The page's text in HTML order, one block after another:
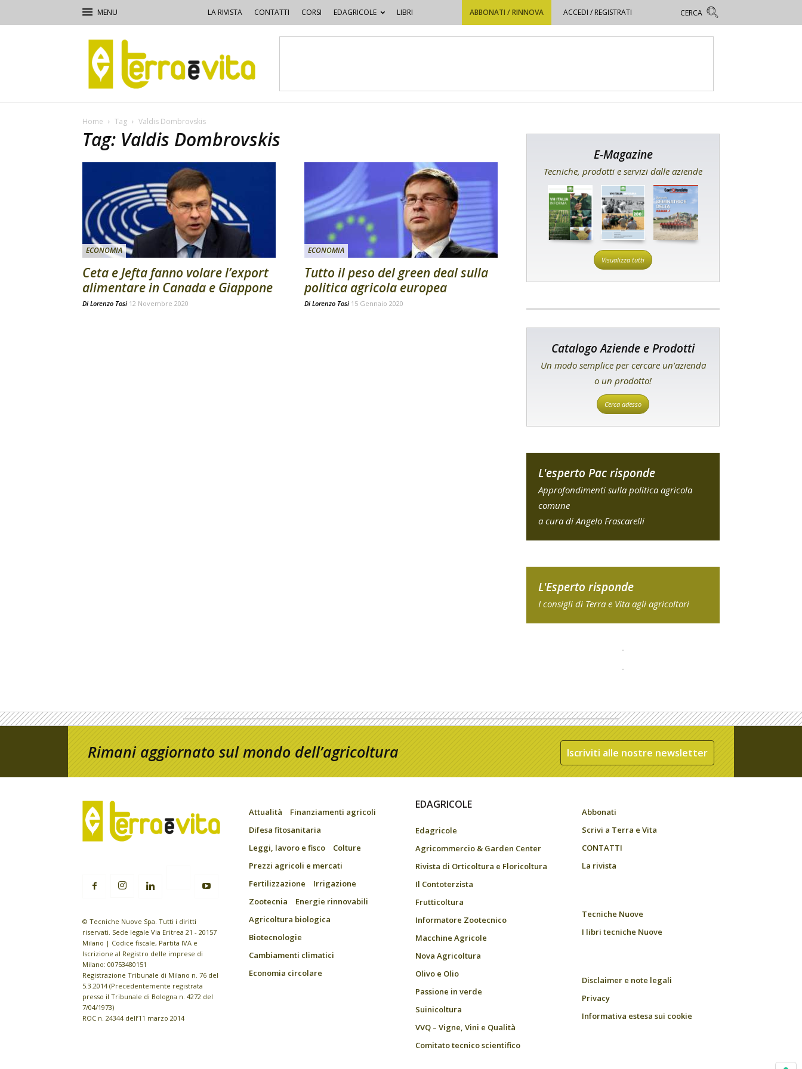
LA RIVISTA CONTATTI CORSI EDAGRICOLE LIBRI ABBONATI / RINNOVA ACCEDI / REGISTRATI
Terra
e
Vita
Home Tag Valdis Dombrovskis
Tag: Valdis Dombrovskis
ECONOMIA
Ceta e Jefta fanno volare l’export
alimentare in Canada e Giappone
Di Lorenzo Tosi 12 Novembre 2020
ECONOMIA
Tutto il peso del green deal sulla
politica agricola europea
Di Lorenzo Tosi 15 Gennaio 2020
E-Magazine
Tecniche, prodotti e servizi dalle aziende
Visualizza tutti
Catalogo Aziende e Prodotti
Un modo semplice per cercare un'azienda
o un prodotto!
Cerca adesso
L'esperto Pac risponde
Approfondimenti sulla politica agricola
comune
a cura di Angelo Frascarelli
L'Esperto risponde
I consigli di Terra e Vita agli agricoltori
Rimani aggiornato sul mondo dell’agricoltura Iscriviti alle nostre newsletter
© Tecniche Nuove Spa. Tutti i diritti
riservati. Sede legale Via Eritrea 21 - 20157
Milano | Codice fiscale, Partita IVA e
Iscrizione al Registro delle imprese di
Milano: 00753480151
Registrazione Tribunale di Milano n. 76 del
5.3.2014 (Precedentemente registrata
presso il Tribunale di Bologna n. 4272 del
7/04/1973)
ROC n. 24344 dell’11 marzo 2014
Attualità
Finanziamenti agricoli
Difesa fitosanitaria
Leggi, lavoro e fisco
Colture
Prezzi agricoli e mercati
Fertilizzazione
Irrigazione
Zootecnia
Energie rinnovabili
Agricoltura biologica
Biotecnologie
Cambiamenti climatici
Economia circolare
EDAGRICOLE
Edagricole
Agricommercio & Garden Center
Rivista di Orticoltura e Floricoltura
Il Contoterzista
Frutticoltura
Informatore Zootecnico
Macchine Agricole
Nova Agricoltura
Olivo e Olio
Passione in verde
Suinicoltura
VVQ – Vigne, Vini e Qualità
Comitato tecnico scientifico
Abbonati
Scrivi a Terra e Vita
CONTATTI
La rivista
Tecniche Nuove
I libri tecniche Nuove
Disclaimer e note legali
Privacy
Informativa estesa sui cookie